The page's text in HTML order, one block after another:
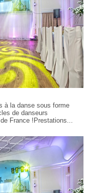
à la danse sous forme
de danseurs
France !Prestations...